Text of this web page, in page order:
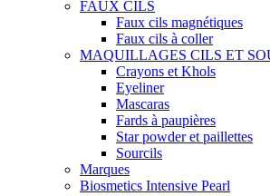
FAUX CILS
Faux cils magnétiques
Faux cils à coller
MAQUILLAGES CILS ET
Crayons et Khols
Eyeliner
Mascaras
Fards à paupières
Star powder et paillettes
Sourcils
Marques
Biosmetics Intensive Pearl